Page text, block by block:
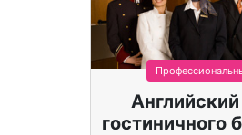
гостиничного